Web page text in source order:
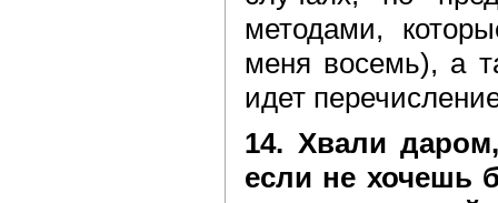
методами,
меня восемь), а
идет
14. Хвали
если не хочешь